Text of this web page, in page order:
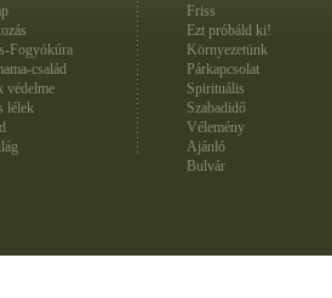
Fogyókúra
család
védelme
lélek
Friss
Ezt próbáld ki!
Környezetünk
Párkapcsolat
Spirituális
Szabadidő
Vélemény
Ajánló
Bulvár